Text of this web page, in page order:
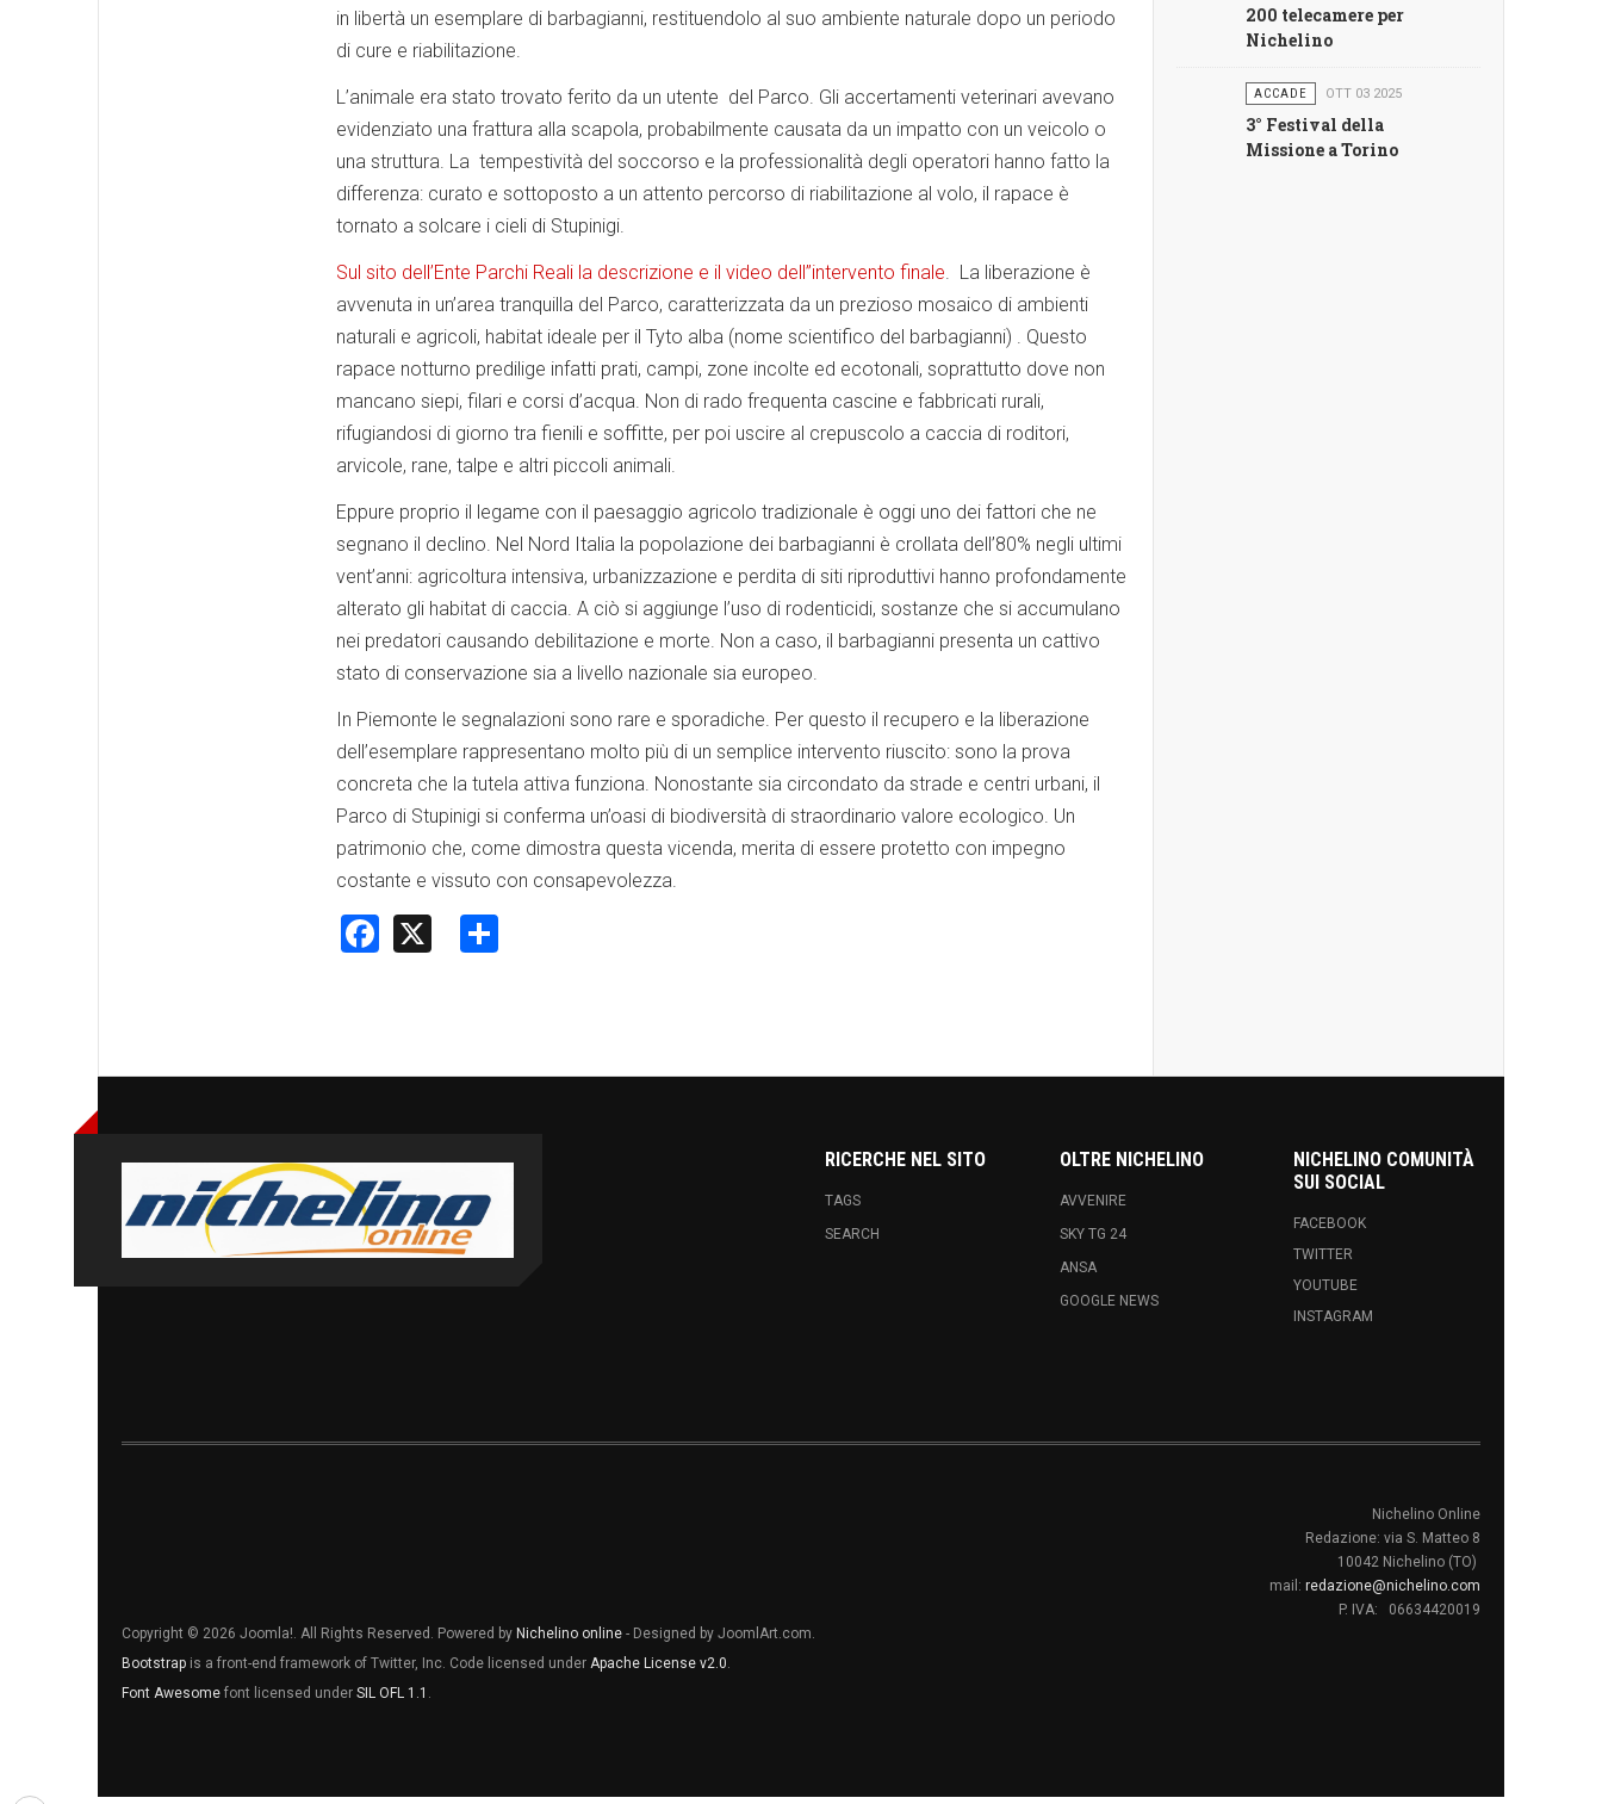
in libertà un esemplare di barbagianni, restituendolo al suo ambiente naturale dopo un periodo
di cure e riabilitazione.
L’animale era stato trovato ferito da un utente del Parco. Gli accertamenti veterinari avevano
evidenziato una frattura alla scapola, probabilmente causata da un impatto con un veicolo o
una struttura. La tempestività del soccorso e la professionalità degli operatori hanno fatto la
differenza: curato e sottoposto a un attento percorso di riabilitazione al volo, il rapace è
tornato a solcare i cieli di Stupinigi.
Sul sito dell’Ente Parchi Reali la descrizione e il video dell’’intervento finale. La liberazione è
avvenuta in un’area tranquilla del Parco, caratterizzata da un prezioso mosaico di ambienti
naturali e agricoli, habitat ideale per il Tyto alba (nome scientifico del barbagianni) . Questo
rapace notturno predilige infatti prati, campi, zone incolte ed ecotonali, soprattutto dove non
mancano siepi, filari e corsi d’acqua. Non di rado frequenta cascine e fabbricati rurali,
rifugiandosi di giorno tra fienili e soffitte, per poi uscire al crepuscolo a caccia di roditori,
arvicole, rane, talpe e altri piccoli animali.
Eppure proprio il legame con il paesaggio agricolo tradizionale è oggi uno dei fattori che ne
segnano il declino. Nel Nord Italia la popolazione dei barbagianni è crollata dell’80% negli ultimi
vent’anni: agricoltura intensiva, urbanizzazione e perdita di siti riproduttivi hanno profondamente
alterato gli habitat di caccia. A ciò si aggiunge l’uso di rodenticidi, sostanze che si accumulano
nei predatori causando debilitazione e morte. Non a caso, il barbagianni presenta un cattivo
stato di conservazione sia a livello nazionale sia europeo.
In Piemonte le segnalazioni sono rare e sporadiche. Per questo il recupero e la liberazione
dell’esemplare rappresentano molto più di un semplice intervento riuscito: sono la prova
concreta che la tutela attiva funziona. Nonostante sia circondato da strade e centri urbani, il
Parco di Stupinigi si conferma un’oasi di biodiversità di straordinario valore ecologico. Un
patrimonio che, come dimostra questa vicenda, merita di essere protetto con impegno
costante e vissuto con consapevolezza.
Facebook
200 telecamere per
Nichelino
ACCADE OTT 03 2025
3° Festival della
Missione a Torino
RICERCHE NEL SITO
TAGS
SEARCH
OLTRE NICHELINO
AVVENIRE
SKY TG 24
ANSA
GOOGLE NEWS
NICHELINO COMUNITÀ
SUI SOCIAL
FACEBOOK
TWITTER
YOUTUBE
INSTAGRAM
Nichelino Online
Redazione: via S. Matteo 8
10042 Nichelino (TO)
mail: redazione@nichelino.com
P. IVA: 06634420019
Copyright © 2026 Joomla!. All Rights Reserved. Powered by Nichelino online - Designed by JoomlArt.com.
Bootstrap is a front-end framework of Twitter, Inc. Code licensed under Apache License v2.0.
Font Awesome font licensed under SIL OFL 1.1 .